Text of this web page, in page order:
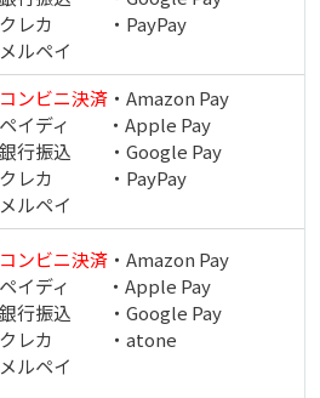
式サイトを見る
記念超還元イベント開幕！
ーポンで最大90%OFF
料ガチャが引ける
％超えのオリパが毎日登場！
式サイトを見る
記念イベント開催中！
クレカ ・PayPay
ルペイ
コンビニ決済 ・Amazon Pay
ペイディ ・Apple Pay
銀行振込 ・Google Pay
クレカ ・PayPay
ルペイ
コンビニ決済 ・Amazon Pay
ペイディ ・Apple Pay
銀行振込 ・Google Pay
クレカ ・atone
ルペイ